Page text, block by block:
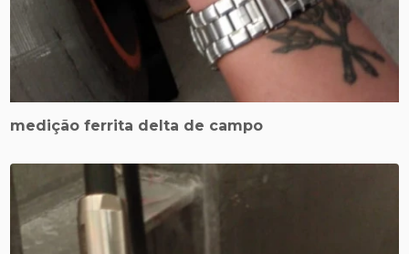
medição ferrita delta de campo